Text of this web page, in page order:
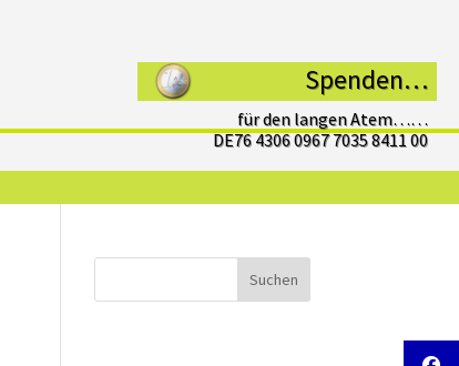
Spenden…
für den langen Atem……
DE76 4306 0967 7035 8411 00
Suchen